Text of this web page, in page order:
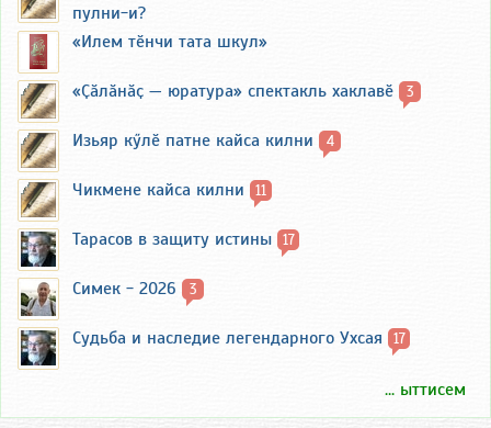
пулни-и?
«Илем тӗнчи тата шкул»
«Ҫӑлӑнӑҫ — юратура» спектакль хаклавӗ 3
Изьяр кӳлӗ патне кайса килни 4
Чикмене кайса килни 11
Тарасов в защиту истины 17
Симек - 2026 3
Судьба и наследие легендарного Ухсая 17
... ыттисем